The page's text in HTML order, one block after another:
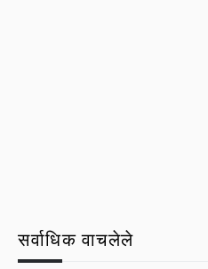
सर्वाधिक वाचलेले